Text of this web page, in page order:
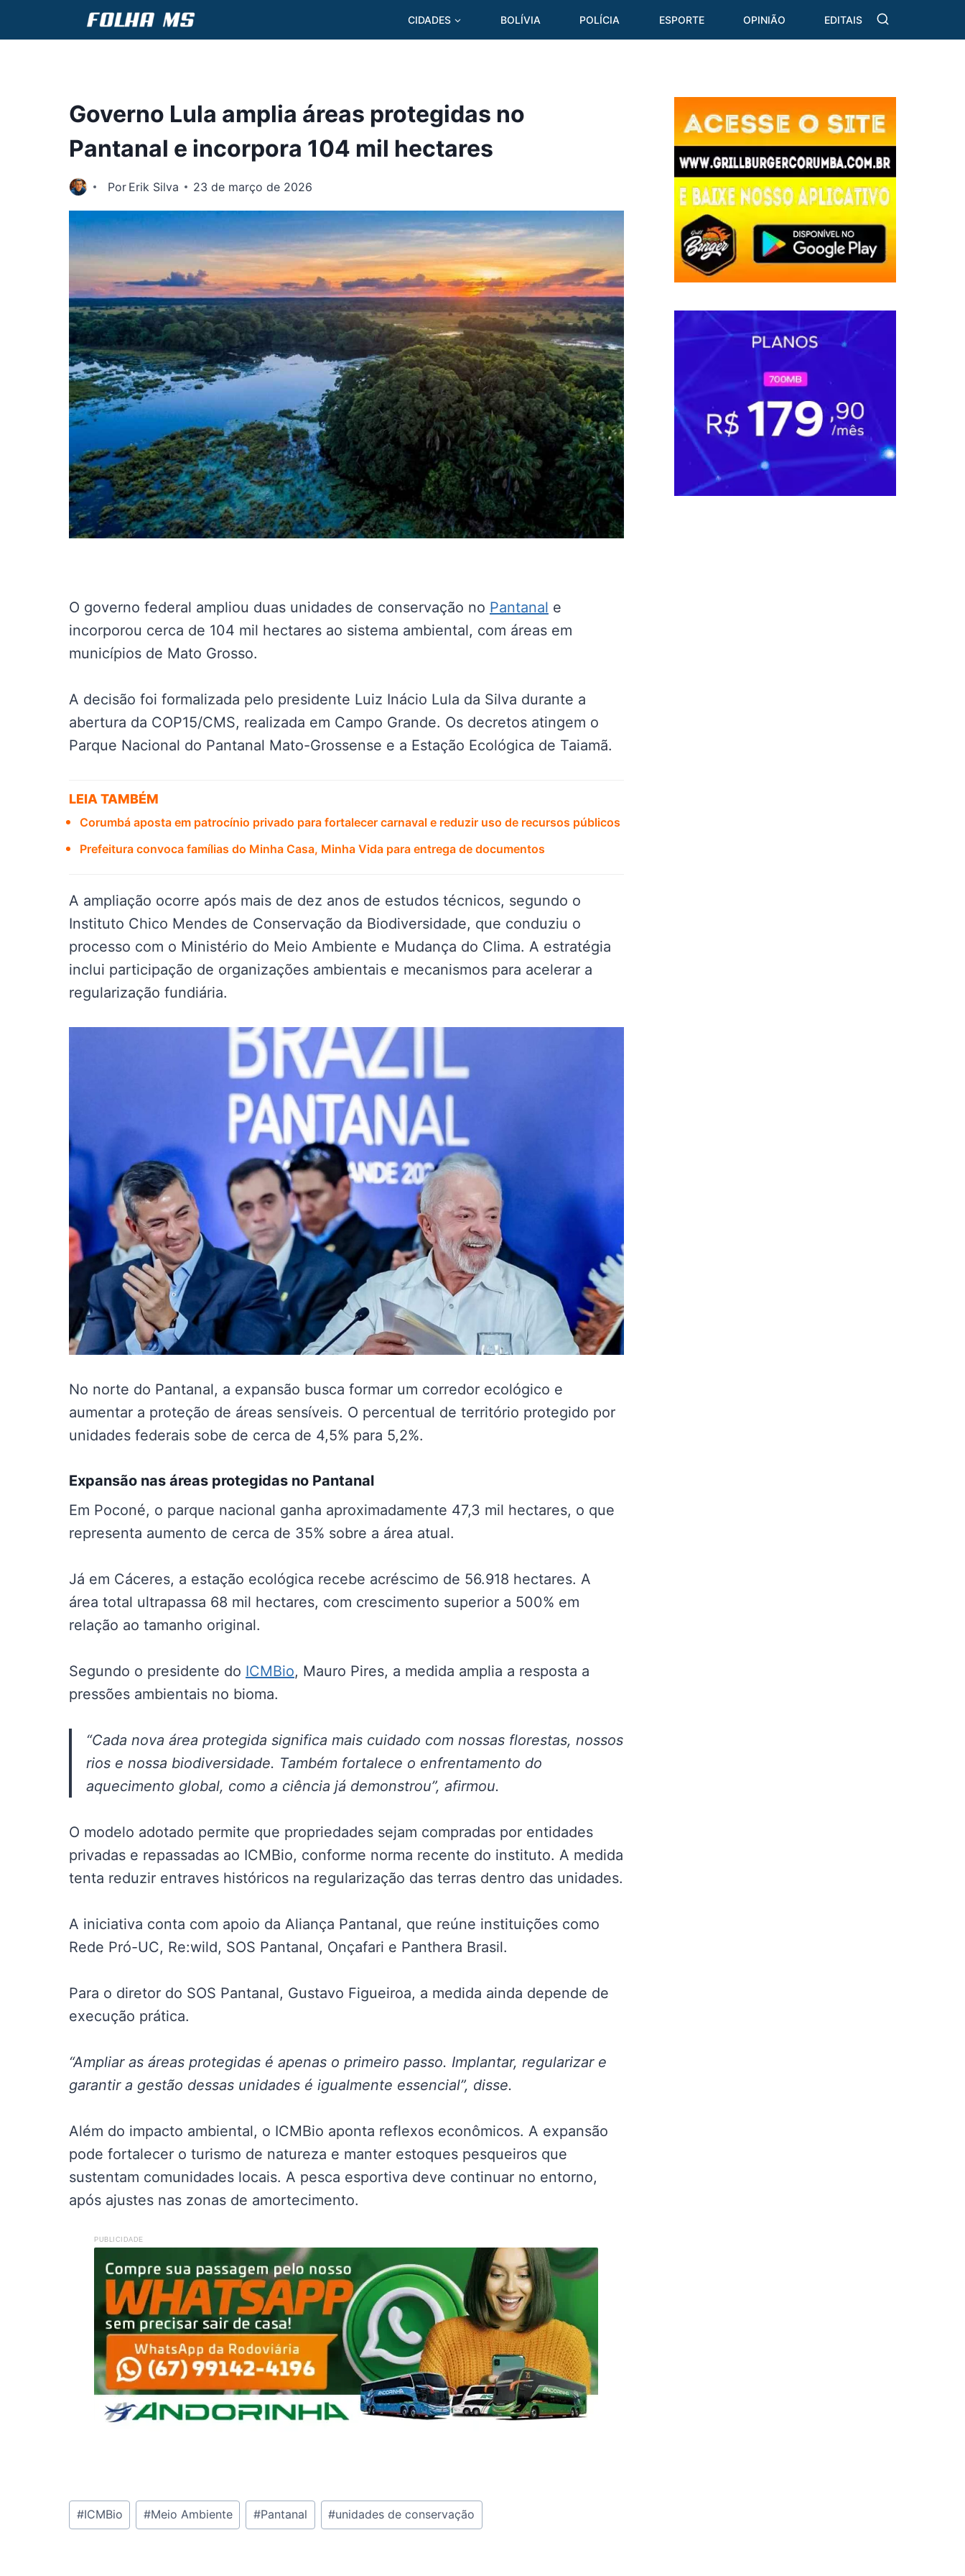
CIDADES BOLÍVIA POLÍCIA ESPORTE OPINIÃO EDITAIS
Governo Lula amplia áreas protegidas no
Pantanal e incorpora 104 mil hectares
Por Erik Silva 23 de março de 2026
O governo federal ampliou duas unidades de conservação no Pantanal e
incorporou cerca de 104 mil hectares ao sistema ambiental, com áreas em
municípios de Mato Grosso.
A decisão foi formalizada pelo presidente Luiz Inácio Lula da Silva durante a
abertura da COP15/CMS, realizada em Campo Grande. Os decretos atingem o
Parque Nacional do Pantanal Mato-Grossense e a Estação Ecológica de Taiamã.
LEIA TAMBÉM
Corumbá aposta em patrocínio privado para fortalecer carnaval e reduzir uso de recursos públicos
Prefeitura convoca famílias do Minha Casa, Minha Vida para entrega de documentos
A ampliação ocorre após mais de dez anos de estudos técnicos, segundo o
Instituto Chico Mendes de Conservação da Biodiversidade, que conduziu o
processo com o Ministério do Meio Ambiente e Mudança do Clima. A estratégia
inclui participação de organizações ambientais e mecanismos para acelerar a
regularização fundiária.
No norte do Pantanal, a expansão busca formar um corredor ecológico e
aumentar a proteção de áreas sensíveis. O percentual de território protegido por
unidades federais sobe de cerca de 4,5% para 5,2%.
Expansão nas áreas protegidas no Pantanal
Em Poconé, o parque nacional ganha aproximadamente 47,3 mil hectares, o que
representa aumento de cerca de 35% sobre a área atual.
Já em Cáceres, a estação ecológica recebe acréscimo de 56.918 hectares. A
área total ultrapassa 68 mil hectares, com crescimento superior a 500% em
relação ao tamanho original.
Segundo o presidente do ICMBio, Mauro Pires, a medida amplia a resposta a
pressões ambientais no bioma.
“Cada nova área protegida significa mais cuidado com nossas florestas, nossos
rios e nossa biodiversidade. Também fortalece o enfrentamento do
aquecimento global, como a ciência já demonstrou”, afirmou.
O modelo adotado permite que propriedades sejam compradas por entidades
privadas e repassadas ao ICMBio, conforme norma recente do instituto. A medida
tenta reduzir entraves históricos na regularização das terras dentro das unidades.
A iniciativa conta com apoio da Aliança Pantanal, que reúne instituições como
Rede Pró-UC, Re:wild, SOS Pantanal, Onçafari e Panthera Brasil.
Para o diretor do SOS Pantanal, Gustavo Figueiroa, a medida ainda depende de
execução prática.
“Ampliar as áreas protegidas é apenas o primeiro passo. Implantar, regularizar e
garantir a gestão dessas unidades é igualmente essencial”, disse.
Além do impacto ambiental, o ICMBio aponta reflexos econômicos. A expansão
pode fortalecer o turismo de natureza e manter estoques pesqueiros que
sustentam comunidades locais. A pesca esportiva deve continuar no entorno,
após ajustes nas zonas de amortecimento.
PUBLICIDADE
Tags
do
#ICMBio #Meio Ambiente #Pantanal #unidades de conservação